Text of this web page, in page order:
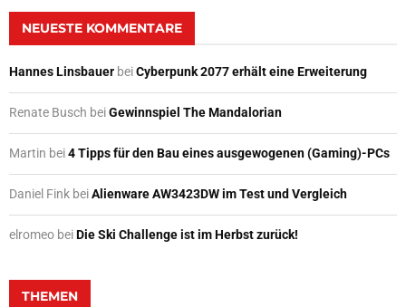
NEUESTE KOMMENTARE
Hannes Linsbauer beiCyberpunk 2077 erhält eine Erweiterung
Renate Busch beiGewinnspiel The Mandalorian
Martin bei4 Tipps für den Bau eines ausgewogenen (Gaming)-PCs
Daniel Fink beiAlienware AW3423DW im Test und Vergleich
elromeo beiDie Ski Challenge ist im Herbst zurück!
THEMEN